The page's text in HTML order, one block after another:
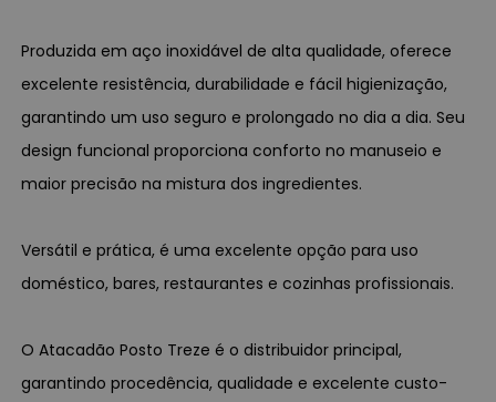
Produzida em aço inoxidável de alta qualidade, oferece
excelente resistência, durabilidade e fácil higienização,
garantindo um uso seguro e prolongado no dia a dia. Seu
design funcional proporciona conforto no manuseio e
maior precisão na mistura dos ingredientes.
Versátil e prática, é uma excelente opção para uso
doméstico, bares, restaurantes e cozinhas profissionais.
O Atacadão Posto Treze é o distribuidor principal,
garantindo procedência, qualidade e excelente custo-